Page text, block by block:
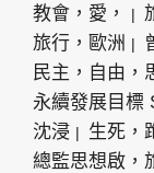
教會，愛，
旅行，歐洲
民主，自由，
永續發展目標
沈浸
生死，
總監思想啟，